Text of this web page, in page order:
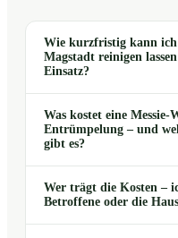
Wie kurzfristig kann ich
Magstadt reinigen
Einsatz?
Was kostet eine
Entrümpelung – und
gibt es?
Wer trägt die Kosten –
Betroffene oder die